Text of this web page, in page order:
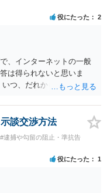
役にたった 2
、インターネットの一般
は得られないと思いま
つ、だれからどのような
て、お近くで詳細な法律
方がよいと思われます。
レコーダーを持参して取
す。
談交渉方法
#逮捕や勾留の阻止・準抗告
役にたった 1